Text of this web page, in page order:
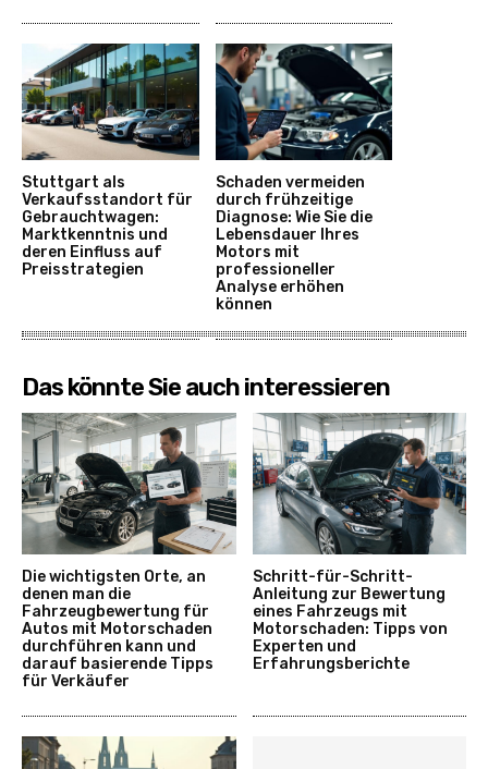
Stuttgart als
Verkaufsstandort für
Gebrauchtwagen:
Marktkenntnis und
deren Einfluss auf
Preisstrategien
Schaden vermeiden
durch frühzeitige
Diagnose: Wie Sie die
Lebensdauer Ihres
Motors mit
professioneller
Analyse erhöhen
können
Das könnte Sie auch interessieren
Die wichtigsten Orte, an
denen man die
Fahrzeugbewertung für
Autos mit Motorschaden
durchführen kann und
darauf basierende Tipps
für Verkäufer
Schritt-für-Schritt-
Anleitung zur Bewertung
eines Fahrzeugs mit
Motorschaden: Tipps von
Experten und
Erfahrungsberichte